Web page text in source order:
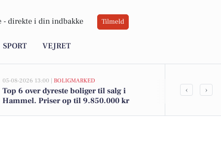
- direkte i din indbakke Tilmeld
SPORT VEJRET
05-08-2026 13:00 | BOLIGMARKED
Top 6 over dyreste boliger til salg i
Hammel. Priser op til 9.850.000 kr
‹ ›